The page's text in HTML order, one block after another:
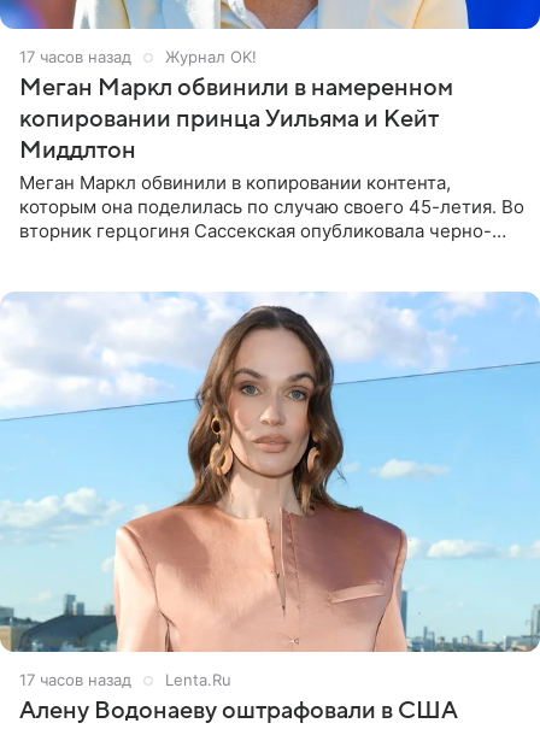
17 часов назад Журнал OK!
Меган Маркл обвинили в намеренном
копировании принца Уильяма и Кейт
Миддлтон
Меган Маркл обвинили в копировании контента,
которым она поделилась по случаю своего 45-летия. Во
вторник герцогиня Сассекская опубликовала черно-
17 часов назад Lenta.Ru
Алену Водонаеву оштрафовали в США